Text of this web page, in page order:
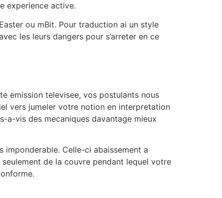
experience active.
ou mBit. Pour traduction ai un style
les leurs dangers pour s’arreter en ce
emission televisee, vos postulants nous
vers jumeler votre notion en interpretation
a-vis des mecaniques davantage mieux
Celle-ci abaissement a
de la couvre pendant lequel votre